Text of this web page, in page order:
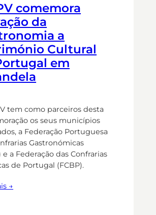
comemora
da
a
Cultural
em
tem como parceiros desta
os seus municípios
a Federação Portuguesa
Gastronómicas
e a Federação das Confrarias
de Portugal (FCBP).
→